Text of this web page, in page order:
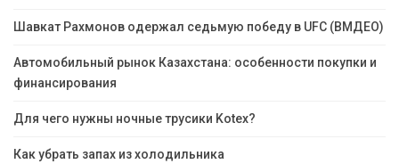
Шавкат Рахмонов одержал седьмую победу в UFC (ВМДЕО)
Автомобильный рынок Казахстана: особенности покупки и
финансирования
Для чего нужны ночные трусики Kotex?
Как убрать запах из холодильника